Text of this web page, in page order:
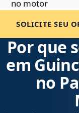
no motor
SOLICITE SEU
Por que
em
no